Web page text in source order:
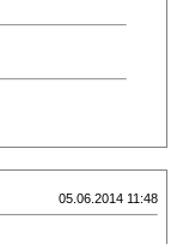
05.06.2014 11:48